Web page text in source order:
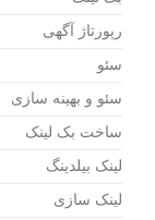
رپورتاژ آگهی
سئو
سئو و بهینه سازی
ساخت بک لینک
لینک بیلدینگ
لینک سازی